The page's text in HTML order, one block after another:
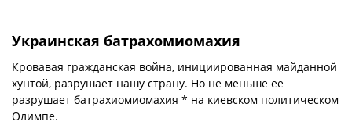
Украинская батрахомиомахия
Кровавая гражданская война, инициированная майданной
хунтой, разрушает нашу страну. Но не меньше ее
разрушает батрахиомиомахия * на киевском политическом
Олимпе.